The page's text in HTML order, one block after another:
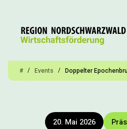
# / Events / Doppelter
20. Mai 2026